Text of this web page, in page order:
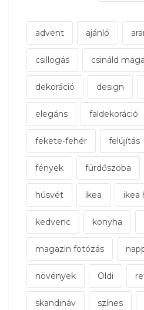
advent ajánló
csillogás csináld
dekoráció design
elegáns faldekoráció
fekete-fehér felújítás
fények fürdőszoba
húsvét ikea ikea
kedvenc konyha
magazin fotózás
növények Oldi
skandináv színes